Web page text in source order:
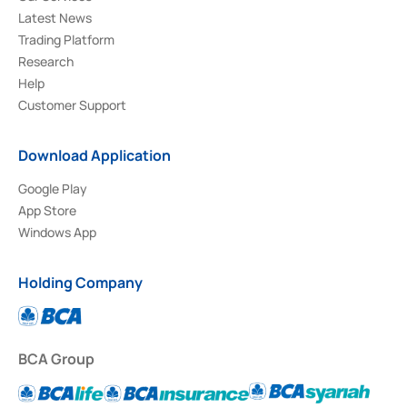
Latest News
Trading Platform
Research
Help
Customer Support
Download Application
Google Play
App Store
Windows App
Holding Company
BCA Group